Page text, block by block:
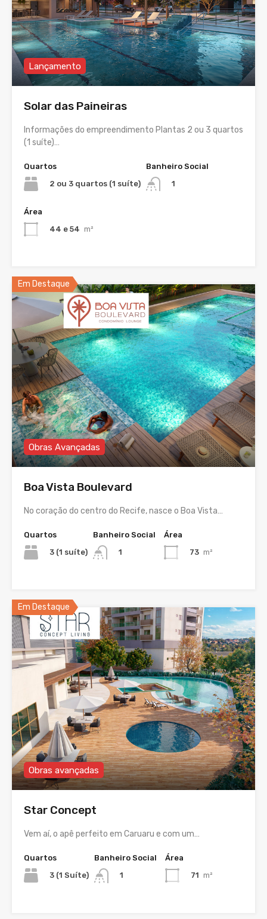
Lançamento
Solar das Paineiras
Informações do empreendimento Plantas 2 ou 3 quartos
(1 suíte)…
Quartos
2 ou 3 quartos (1 suíte)
Banheiro Social
1
Área
44 e 54 m²
Em Destaque
Obras Avançadas
Boa Vista Boulevard
No coração do centro do Recife, nasce o Boa Vista…
Quartos
3 (1 suíte)
Banheiro Social
1
Área
73 m²
Em Destaque
Obras avançadas
Star Concept
Vem aí, o apê perfeito em Caruaru e com um…
Quartos
3 (1 Suíte)
Banheiro Social
1
Área
71 m²